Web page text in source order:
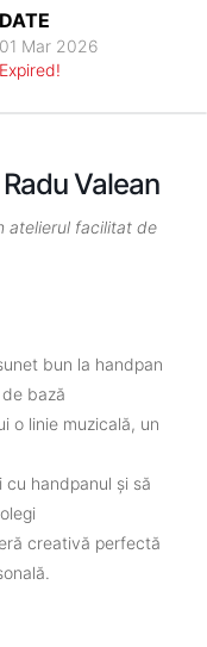
DATE
01 Mar 2026
Expired!
Valean
atelierul facilitat de
bun la handpan
bază
o linie muzicală, un
cu handpanul și să
creativă perfectă